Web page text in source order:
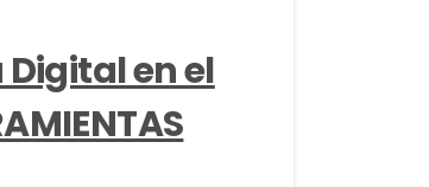
Digital en el